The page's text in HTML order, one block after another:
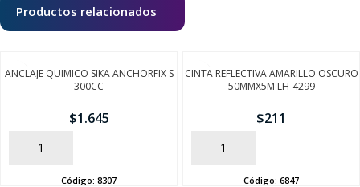
Productos relacionados
ANCLAJE QUIMICO SIKA ANCHORFIX S
300CC
$1.645
AÑADIR
Código: 8307
CINTA REFLECTIVA AMARILLO OSCURO
50MMX5M LH-4299
$211
AÑADIR
Código: 6847